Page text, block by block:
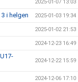
2025-01-07 13:03
i helgen 2025-01-03 19:34
2025-01-02 21:53
2024-12-23 16:49
2024-12-22 15:59
2024-12-06 17:10